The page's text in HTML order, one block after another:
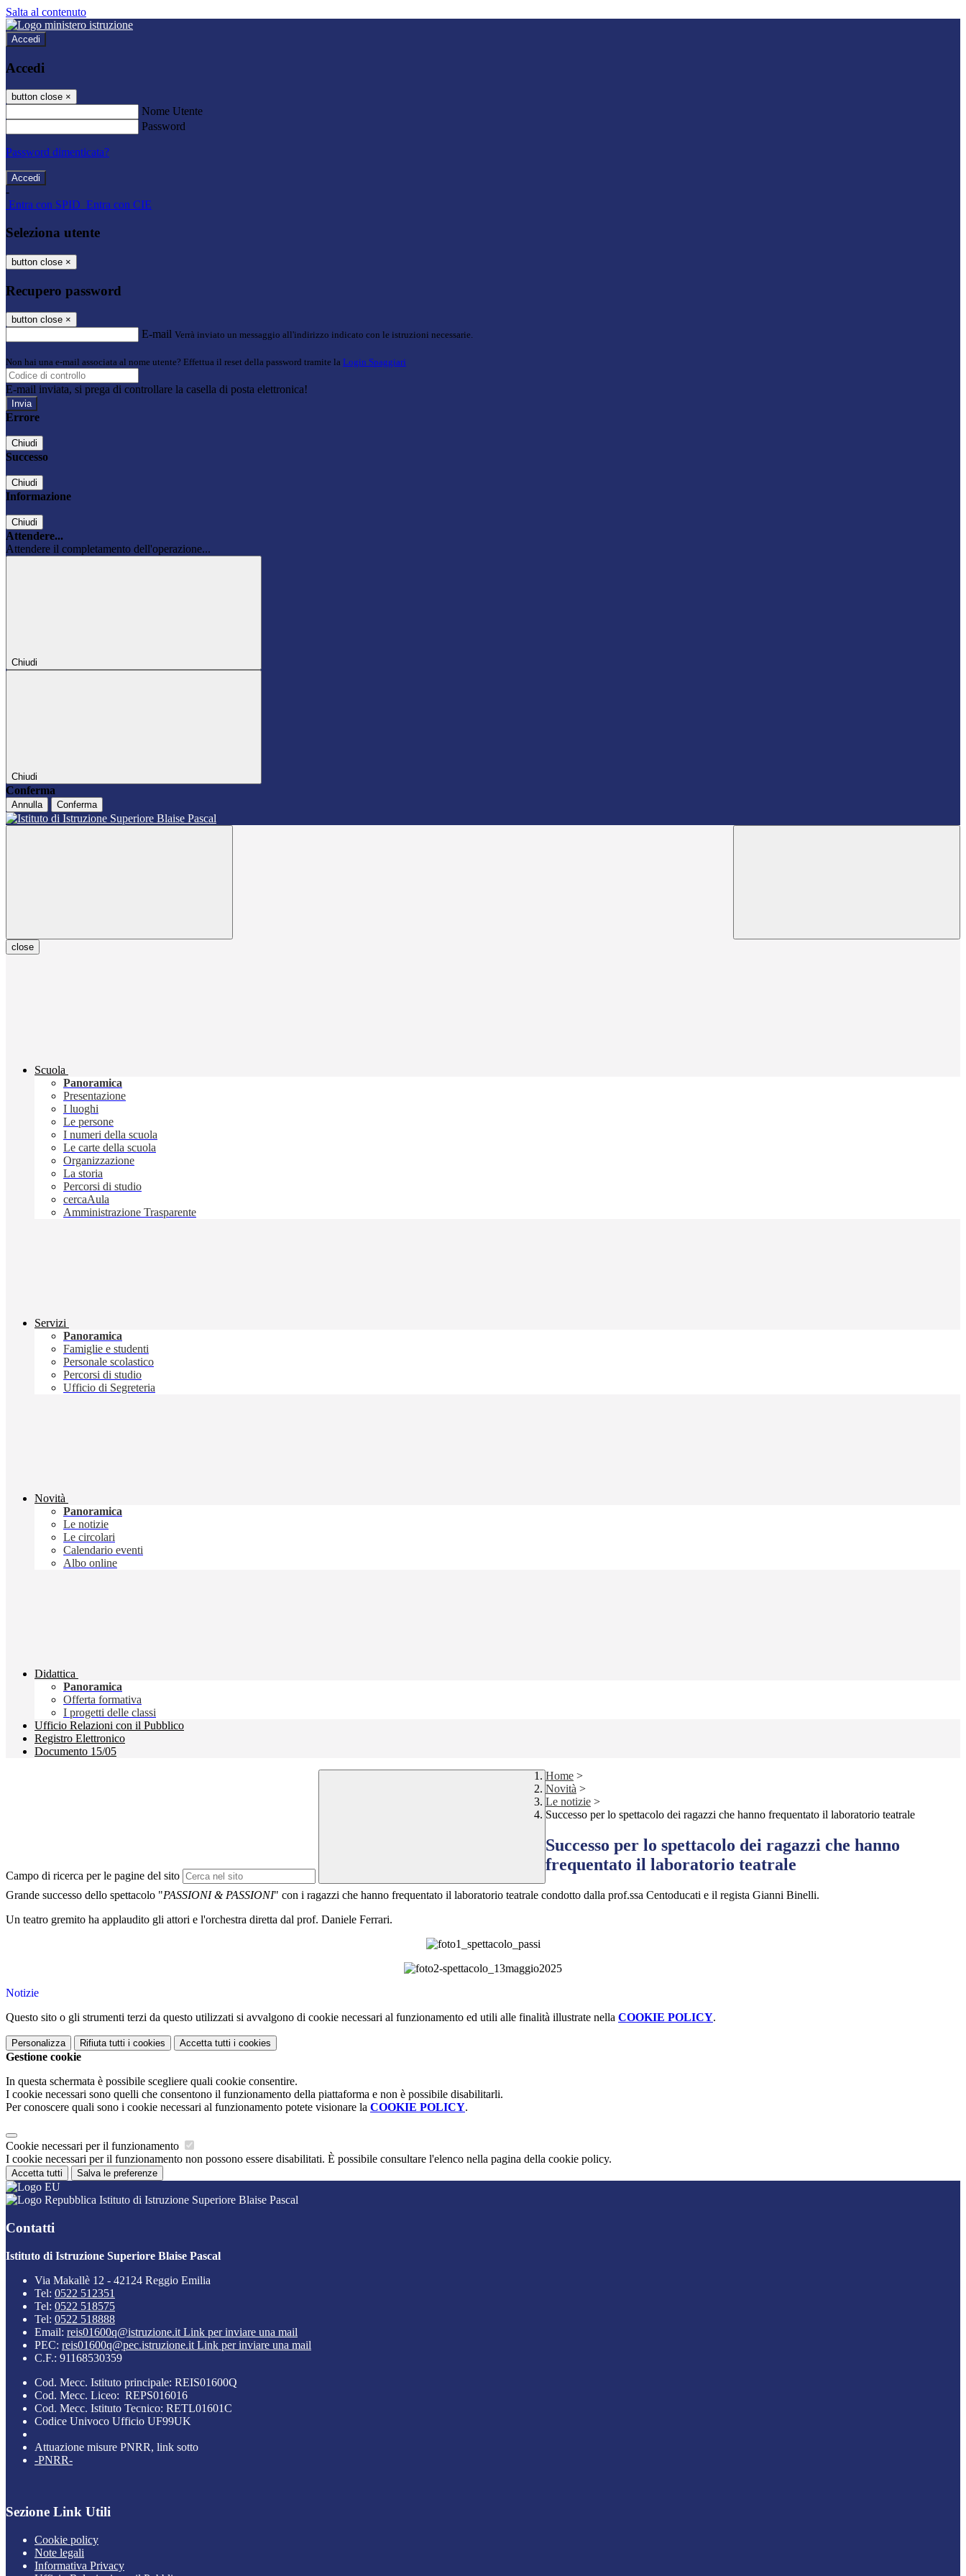
Salta al contenuto
Accedi
Accedi
button close ×
Nome Utente
Password
Password dimenticata?
-
Entra con SPID Entra con CIE
Seleziona utente
button close ×
Recupero password
button close ×
E-mail Verrà inviato un messaggio all'indirizzo indicato con le istruzioni necessarie.
Non hai una e-mail associata al nome utente? Effettua il reset della password tramite la Login Spaggiari
E-mail inviata, si prega di controllare la casella di posta elettronica!
Errore
Chiudi
Successo
Chiudi
Informazione
Chiudi
Attendere...
Attendere il completamento dell'operazione...
Chiudi
Chiudi
Conferma
Annulla Conferma
close
Scuola
Panoramica
Presentazione
I luoghi
Le persone
I numeri della scuola
Le carte della scuola
Organizzazione
La storia
Percorsi di studio
cercaAula
Amministrazione Trasparente
Servizi
Panoramica
Famiglie e studenti
Personale scolastico
Percorsi di studio
Ufficio di Segreteria
Novità
Panoramica
Le notizie
Le circolari
Calendario eventi
Albo online
Didattica
Panoramica
Offerta formativa
I progetti delle classi
Ufficio Relazioni con il Pubblico
Registro Elettronico
Documento 15/05
Campo di ricerca per le pagine del sito
Home >
Novità >
Le notizie >
Successo per lo spettacolo dei ragazzi che hanno frequentato il laboratorio teatrale
Successo per lo spettacolo dei ragazzi che hanno
frequentato il laboratorio teatrale
Grande successo dello spettacolo "PASSIONI & PASSIONI" con i ragazzi che hanno frequentato il laboratorio teatrale condotto dalla prof.ssa Centoducati e il regista Gianni Binelli.
Un teatro gremito ha applaudito gli attori e l'orchestra diretta dal prof. Daniele Ferrari.
Notizie
Questo sito o gli strumenti terzi da questo utilizzati si avvalgono di cookie necessari al funzionamento ed utili alle finalità illustrate nella COOKIE POLICY.
Personalizza Rifiuta tutti i cookies Accetta tutti i cookies
Gestione cookie
In questa schermata è possibile scegliere quali cookie consentire.
I cookie necessari sono quelli che consentono il funzionamento della piattaforma e non è possibile disabilitarli.
Per conoscere quali sono i cookie necessari al funzionamento potete visionare la COOKIE POLICY.
Cookie necessari per il funzionamento
I cookie necessari per il funzionamento non possono essere disabilitati. È possibile consultare l'elenco nella pagina della cookie policy.
Accetta tutti Salva le preferenze
Istituto di Istruzione Superiore Blaise Pascal
Contatti
Istituto di Istruzione Superiore Blaise Pascal
Via Makallè 12 - 42124 Reggio Emilia
Tel: 0522 512351
Tel: 0522 518575
Tel: 0522 518888
Email: reis01600q@istruzione.it Link per inviare una mail
PEC: reis01600q@pec.istruzione.it Link per inviare una mail
C.F.: 91168530359
Cod. Mecc. Istituto principale: REIS01600Q
Cod. Mecc. Liceo: REPS016016
Cod. Mecc. Istituto Tecnico: RETL01601C
Codice Univoco Ufficio UF99UK
Attuazione misure PNRR, link sotto
-PNRR-
Sezione Link Utili
Cookie policy
Note legali
Informativa Privacy